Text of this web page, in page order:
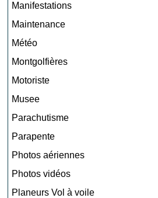
Manifestations
Maintenance
Météo
Montgolfières
Motoriste
Musee
Parachutisme
Parapente
Photos aériennes
Photos vidéos
Planeurs Vol à voile